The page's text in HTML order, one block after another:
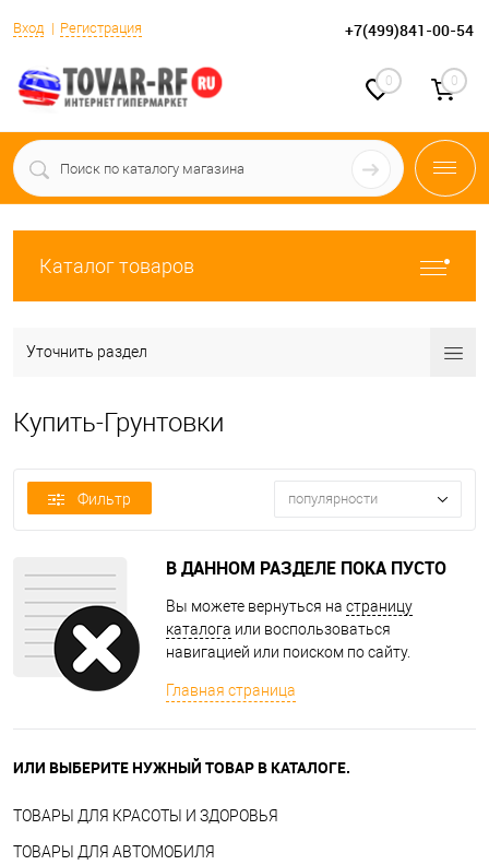
Вход Регистрация +7(499)841-00-54
0 0
Каталог товаров
Уточнить раздел
Купить-Грунтовки
Фильтр популярности
В ДАННОМ РАЗДЕЛЕ ПОКА ПУСТО
Вы можете вернуться на страницу
каталога или воспользоваться
навигацией или поиском по сайту.
Главная страница
ИЛИ ВЫБЕРИТЕ НУЖНЫЙ ТОВАР В КАТАЛОГЕ.
ТОВАРЫ ДЛЯ КРАСОТЫ И ЗДОРОВЬЯ
ТОВАРЫ ДЛЯ АВТОМОБИЛЯ